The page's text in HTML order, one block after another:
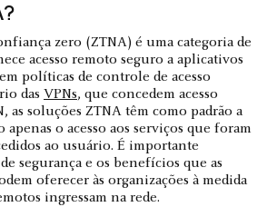
zero (ZTNA) é uma categoria de
acesso remoto seguro a aplicativos
políticas de controle de acesso
das VPNs, que concedem acesso
as soluções ZTNA têm como padrão a
o acesso aos serviços que foram
ao usuário. É importante
segurança e os benefícios que as
oferecer às organizações à medida
ingressam na rede.